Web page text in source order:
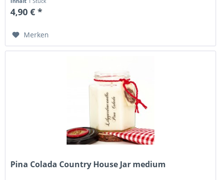
4,90 € *
Merken
Pina Colada Country House Jar medium